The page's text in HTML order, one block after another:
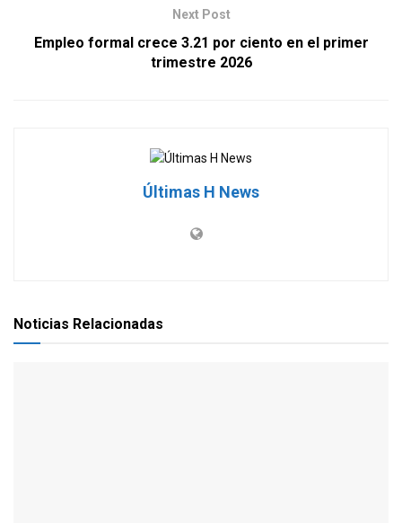
Next Post
Empleo formal crece 3.21 por ciento en el primer
trimestre 2026
Últimas H News
Noticias Relacionadas